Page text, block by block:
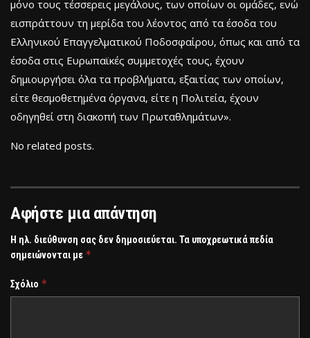
μόνο τους τέσσερεις μεγάλους, των οποίων οι ομάδες, ενώ
εισπράττουν τη μερίδα του λέοντος από τα έσοδα του
Ελληνικού Επαγγελματικού Ποδοσφαίρου, όπως και από τα
έσοδα στις Ευρωπαϊκές συμμετοχές τους, έχουν
δημιουργήσει όλα τα προβλήματα, εξαιτίας των οποίων,
είτε θεσμοθετημένα όργανα, είτε η Πολιτεία, έχουν
οδηγηθεί στη διακοπή των Πρωταθλημάτων».
No related posts.
Αφήστε μια απάντηση
Η ηλ. διεύθυνση σας δεν δημοσιεύεται. Τα υποχρεωτικά πεδία
σημειώνονται με *
Σχόλιο *